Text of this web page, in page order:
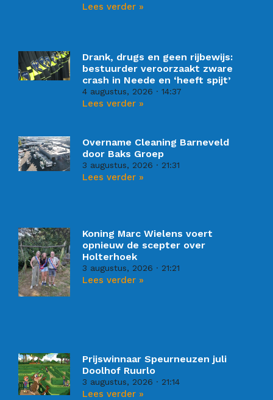
Lees verder »
Drank, drugs en geen rijbewijs:
bestuurder veroorzaakt zware
crash in Neede en ‘heeft spijt’
4 augustus, 2026 14:37
Lees verder »
Overname Cleaning Barneveld
door Baks Groep
3 augustus, 2026 21:31
Lees verder »
Koning Marc Wielens voert
opnieuw de scepter over
Holterhoek
3 augustus, 2026 21:21
Lees verder »
Prijswinnaar Speurneuzen juli
Doolhof Ruurlo
3 augustus, 2026 21:14
Lees verder »